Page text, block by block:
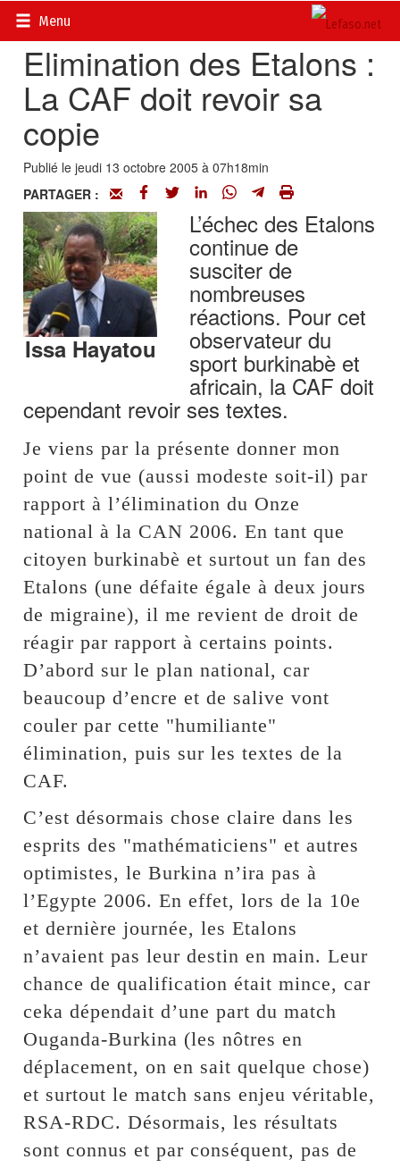
Menu
Accueil>
Elimination des Etalons :
La CAF doit revoir sa
copie
Publié le jeudi 13 octobre 2005 à 07h18min
PARTAGER :
Issa Hayatou
L’échec des Etalons
continue de
susciter de
nombreuses
réactions. Pour cet
observateur du
sport burkinabè et
africain, la CAF doit
cependant revoir ses textes.
Je viens par la présente donner mon
point de vue (aussi modeste soit-il) par
rapport à l’élimination du Onze
national à la CAN 2006. En tant que
citoyen burkinabè et surtout un fan des
Etalons (une défaite égale à deux jours
de migraine), il me revient de droit de
réagir par rapport à certains points.
D’abord sur le plan national, car
beaucoup d’encre et de salive vont
couler par cette "humiliante"
élimination, puis sur les textes de la
CAF.
C’est désormais chose claire dans les
esprits des "mathématiciens" et autres
optimistes, le Burkina n’ira pas à
l’Egypte 2006. En effet, lors de la 10e
et dernière journée, les Etalons
n’avaient pas leur destin en main. Leur
chance de qualification était mince, car
ceka dépendait d’une part du match
Ouganda-Burkina (les nôtres en
déplacement, on en sait quelque chose)
et surtout le match sans enjeu véritable,
RSA-RDC. Désormais, les résultats
sont connus et par conséquent, pas de